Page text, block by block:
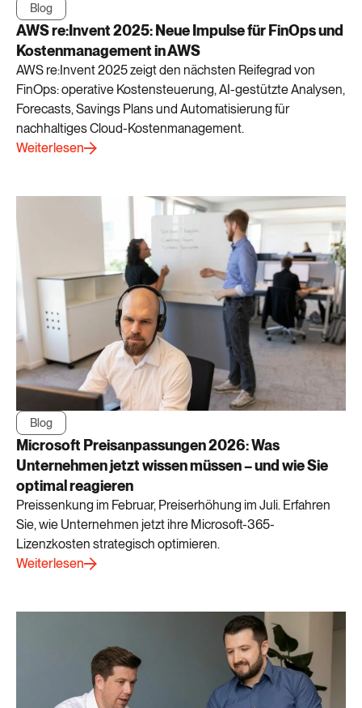
Blog
AWS re:Invent 2025: Neue Impulse für FinOps und
Kostenmanagement in AWS
AWS re:Invent 2025 zeigt den nächsten Reifegrad von
FinOps: operative Kostensteuerung, AI-gestützte Analysen,
Forecasts, Savings Plans und Automatisierung für
nachhaltiges Cloud-Kostenmanagement.
Weiterlesen
Blog
Microsoft Preisanpassungen 2026: Was
Unternehmen jetzt wissen müssen – und wie Sie
optimal reagieren
Preissenkung im Februar, Preiserhöhung im Juli. Erfahren
Sie, wie Unternehmen jetzt ihre Microsoft-365-
Lizenzkosten strategisch optimieren.
Weiterlesen